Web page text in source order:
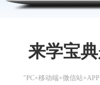
来学宝
"PC+移动端+微信站